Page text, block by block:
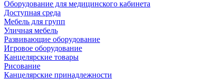
Оборудование для медицинского кабинета
Доступная среда
Мебель для групп
Уличная мебель
Развивающие оборудование
Игровое оборудование
Канцелярские товары
Рисование
Канцелярские принадлежности